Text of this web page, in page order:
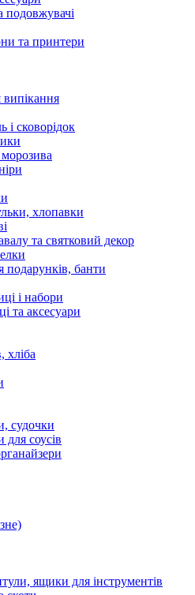
подовжувачі
та принтери
і сковорідок
хлопавки
та святковий декор
подарунків, банти
і набори
та аксесуари
хліба
судочки
соусів
ящики для інструментів